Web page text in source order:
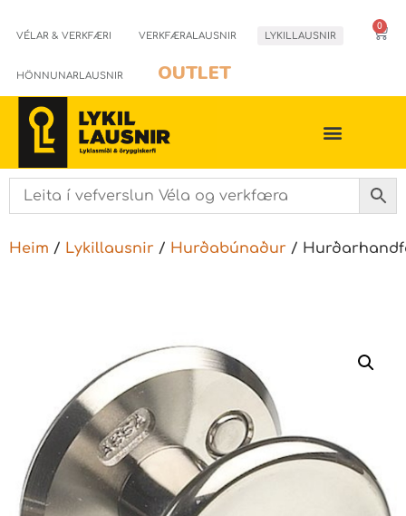
VÉLAR & VERKFÆRI VERKFÆRALAUSNIR LYKILLAUSNIR
HÖNNUNARLAUSNIR OUTLET
0
Heim / Lykillausnir / Hurðabúnaður /